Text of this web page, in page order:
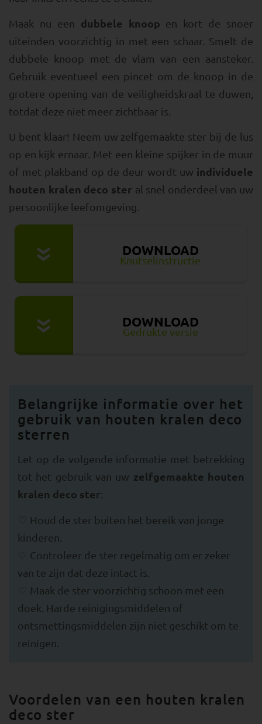
Maak nu een dubbele knoop en kort de snoer
uiteinden voorzichtig in met een schaar. Smelt de
dubbele knoop met de vlam van een aansteker.
Gebruik eventueel een pincet om de knoop in de
grotere opening van de veiligheidskraal te duwen,
totdat deze niet meer zichtbaar is.
U bent klaar! Neem uw zelfgemaakte ster bij de lus
op en kijk ernaar. Met een kleine spijker in de muur
of met plakband op de deur wordt uw individuele
houten kralen deco ster al snel onderdeel van uw
persoonlijke leefomgeving.
» DOWNLOAD
Knutselinstructie
» DOWNLOAD
Gedrukte versie
Belangrijke informatie over het
gebruik van houten kralen deco
sterren
Let op de volgende informatie met betrekking
tot het gebruik van uw zelfgemaakte houten
kralen deco ster:
Houd de ster buiten het bereik van jonge
kinderen.
Controleer de ster regelmatig om er zeker
van te zijn dat deze intact is.
Maak de ster voorzichtig schoon met een
doek. Harde reinigingsmiddelen of
ontsmettingsmiddelen zijn niet geschikt om te
reinigen.
Voordelen van een houten kralen
deco ster